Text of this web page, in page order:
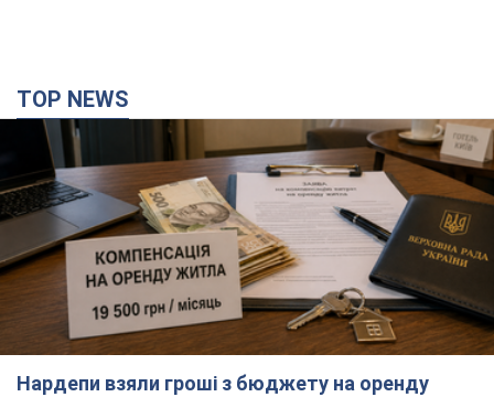
TOP NEWS
Нардепи взяли гроші з бюджету на оренду